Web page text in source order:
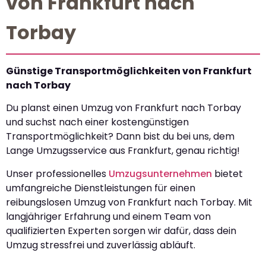
Torbay
Günstige Transportmöglichkeiten von Frankfurt
nach Torbay
Du planst einen Umzug von Frankfurt nach Torbay
und suchst nach einer kostengünstigen
Transportmöglichkeit? Dann bist du bei uns, dem
Lange Umzugsservice aus Frankfurt, genau richtig!
Unser professionelles Umzugsunternehmen bietet
umfangreiche Dienstleistungen für einen
reibungslosen Umzug von Frankfurt nach Torbay. Mit
langjähriger Erfahrung und einem Team von
qualifizierten Experten sorgen wir dafür, dass dein
Umzug stressfrei und zuverlässig abläuft.